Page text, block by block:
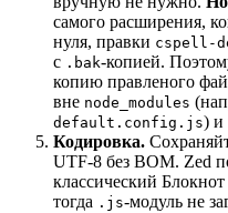
самого расширения,
нуля, правки cspell-
с .bak-копией.
копию правленого
вне node_modules
default.config.js) и
Кодировка.
UTF-8 без BOM. Zed
классический
тогда .js-модуль не